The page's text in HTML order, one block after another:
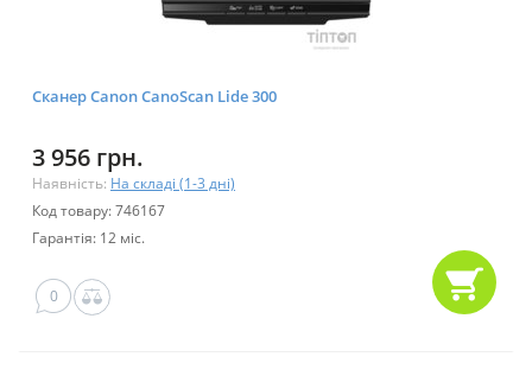
Сканер Canon CanoScan Lide 300
3 956 грн.
Наявність: На складі (1-3 дні)
Код товару: 746167
Гарантія: 12 міс.
0